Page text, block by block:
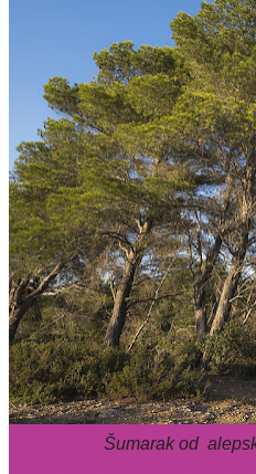
Šumarak od